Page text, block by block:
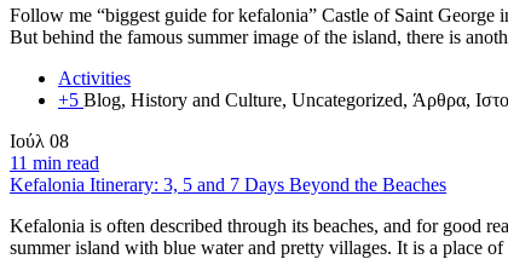
Follow me “biggest guide for kefalonia” Castle of Saint George
But behind the famous summer image of the island, there is
Activities
+5 Blog, History and Culture, Uncategorized, Άρθρα,
Ιούλ 08
11 min read
Kefalonia Itinerary: 3, 5 and 7 Days Beyond the Beaches
Kefalonia is often described through its beaches, and for good
summer island with blue water and pretty villages. It is a place